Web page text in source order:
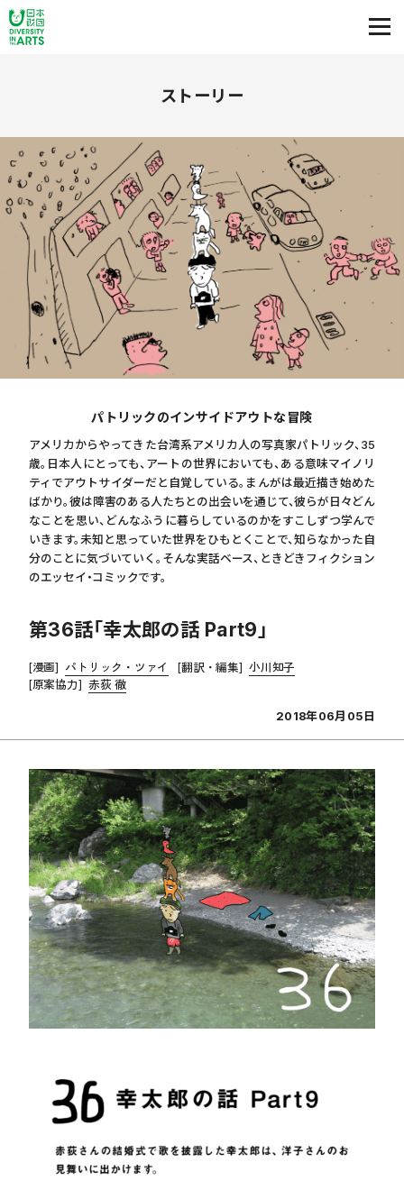
ストーリー
パトリックのインサイドアウトな冒険
アメリカからやってきた台湾系アメリカ人の写真家パトリック、35
歳。日本人にとっても、アートの世界においても、ある意味マイノリ
ティでアウトサイダーだと自覚している。まんがは最近描き始めた
ばかり。彼は障害のある人たちとの出会いを通じて、彼らが日々どん
なことを思い、どんなふうに暮らしているのかをすこしずつ学んで
いきます。未知と思っていた世界をひもとくことで、知らなかった自
分のことに気づいていく。そんな実話ベース、ときどきフィクション
のエッセイ・コミックです。
第36話「幸太郎の話 Part9」
[漫画] パトリック・ツァイ [翻訳・編集]小川知子
[原案協力] 赤荻 徹
2018年06月05日